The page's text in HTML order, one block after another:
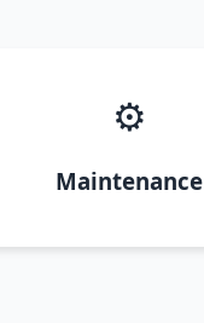
⚙️
Maintenance